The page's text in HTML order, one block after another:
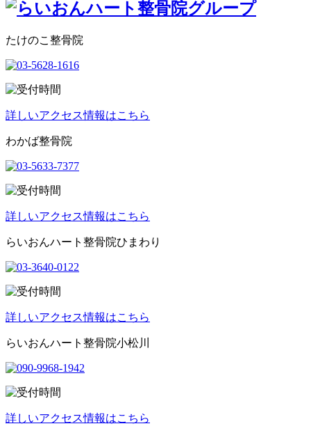
たけのこ整骨院
詳しいアクセス情報はこちら
わかば整骨院
詳しいアクセス情報はこちら
らいおんハート整骨院ひまわり
詳しいアクセス情報はこちら
らいおんハート整骨院小松川
詳しいアクセス情報はこちら